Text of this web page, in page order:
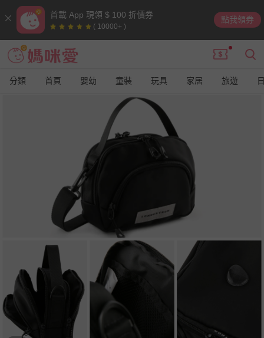
首載 App 現領 $ 100 折價券
( 10000+ )
點我領券
分類 首頁 嬰幼 童裝 玩具 家居 旅遊